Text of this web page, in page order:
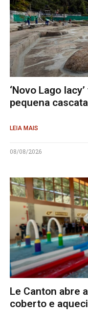
‘Novo Lago
pequena cascata
LEIA MAIS
08/08/2026
Le Canton abre
coberto e